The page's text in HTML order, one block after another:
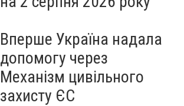
Вперше Україна надала
допомогу через
Механізм цивільного
захисту ЄС